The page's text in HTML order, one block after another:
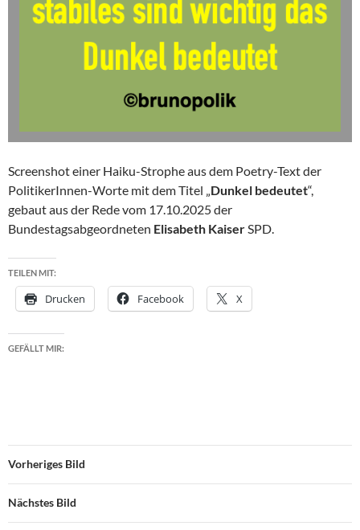
Screenshot einer Haiku-Strophe aus dem Poetry-Text der
PolitikerInnen-Worte mit dem Titel „Dunkel bedeutet“,
gebaut aus der Rede vom 17.10.2025 der
Bundestagsabgeordneten Elisabeth KaiserSPD.
TEILEN MIT:
Drucken Facebook X
GEFÄLLT MIR:
Vorheriges Bild
Nächstes Bild